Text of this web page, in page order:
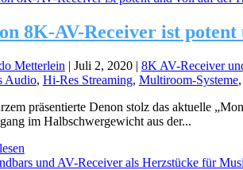
8K-AV-Receiver ist
Metterlein | Juli 2, 2020| 8K AV-Receiver
Audio, Hi-Res Streaming, Multiroom-Systeme,
präsentierte Denon stolz das aktuelle
im Halbschwergewicht aus der...